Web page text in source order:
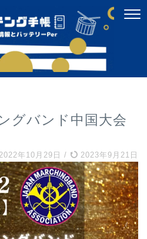
グバンド中国大会
2022年10月29日 / 2023年9月21日